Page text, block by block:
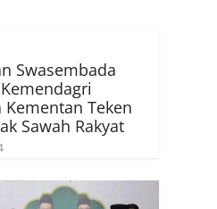
Swasembada
Kementan Teken
Sawah Rakyat